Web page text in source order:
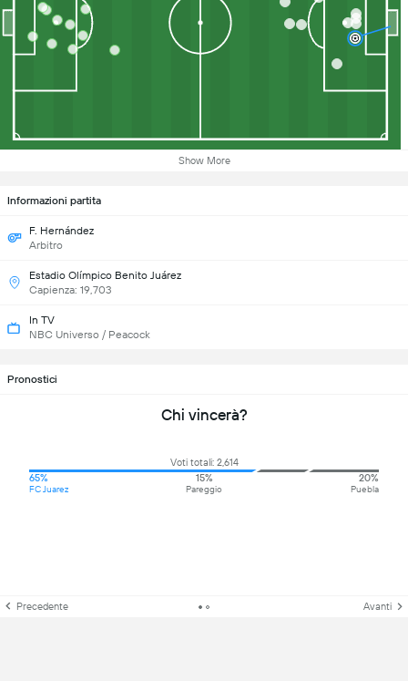
Show More
Informazioni partita
F. Hernández
Arbitro
Estadio Olímpico Benito Juárez
Capienza: 19,703
In TV
NBC Universo / Peacock
Pronostici
Chi vincerà?
Voti totali: 2,614
65%
FC Juarez
15%
Pareggio
20%
Puebla
Precedente Avanti